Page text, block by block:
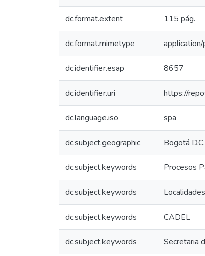
dc.format.extent 115 pág.
dc.format.mimetype
dc.identifier.esap 8657
dc.identifier.uri https://
dc.language.iso spa
dc.subject.geographic Bogotá
dc.subject.keywords Procesos
dc.subject.keywords Localidades
dc.subject.keywords CADEL
dc.subject.keywords Secretaria